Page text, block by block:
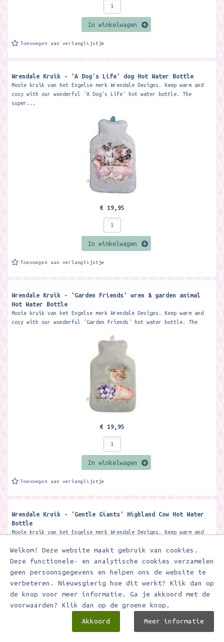
Welkom! Deze website maakt gebruik van cookies.
Deze functionele- en analytische cookies verzamelen
geen persoonsgegevens en helpen ons de website te
verbeteren. Nieuwsgierig hoe dit werkt? Klik dan op
de knop voor meer informatie. Ga je akkoord met de
voorwaarden? Klik dan op de groene knop.
Akkoord Meer informatie
In winkelwagen
Toevoegen aan verlanglijstje
Wrendale Kruik - 'A Dog's Life' dog Hot Water Bottle
Mooie kruik van het Engelse merk Wrendale Designs. Keep warm and
cosy with our wonderful 'A Dog's Life' hot water bottle. The
super...
€ 19,95
In winkelwagen
Toevoegen aan verlanglijstje
Wrendale Kruik - 'Garden Friends' wren & garden animal
Hot Water Bottle
Mooie kruik van het Engelse merk Wrendale Designs. Keep warm and
cosy with our wonderful 'Garden Friends' hot water bottle. The
€ 19,95
In winkelwagen
Toevoegen aan verlanglijstje
Wrendale Kruik - 'Gentle Giants' Highland Cow Hot Water
Bottle
Mooie kruik van het Engelse merk Wrendale Designs. Keep warm and
soft...